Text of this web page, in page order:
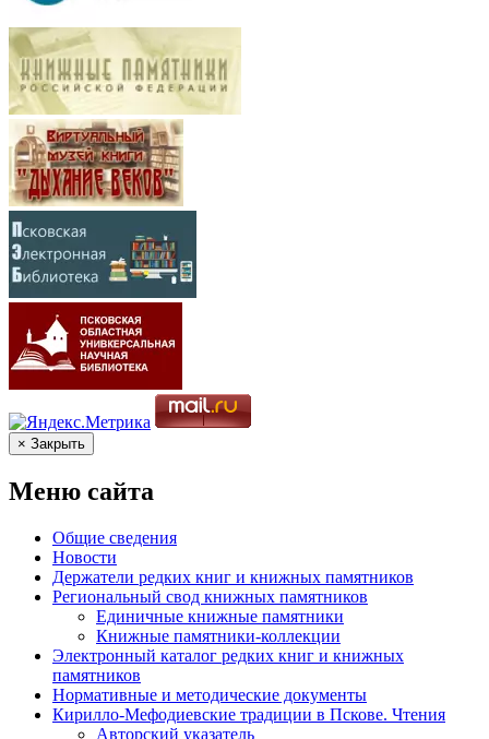
× Закрыть
Меню сайта
Общие сведения
Новости
Держатели редких книг и книжных памятников
Региональный свод книжных памятников
Единичные книжные памятники
Книжные памятники-коллекции
Электронный каталог редких книг и книжных
памятников
Нормативные и методические документы
Кирилло-Мефодиевские традиции в Пскове. Чтения
Авторский указатель